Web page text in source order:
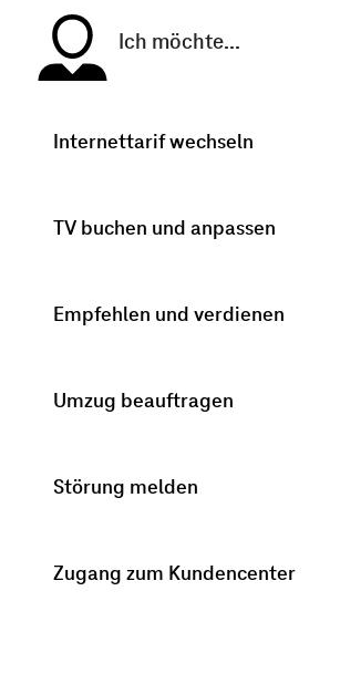
Ich möchte...
Internettarif wechseln
TV buchen und anpassen
Empfehlen und verdienen
Umzug beauftragen
Störung melden
Zugang zum Kundencenter